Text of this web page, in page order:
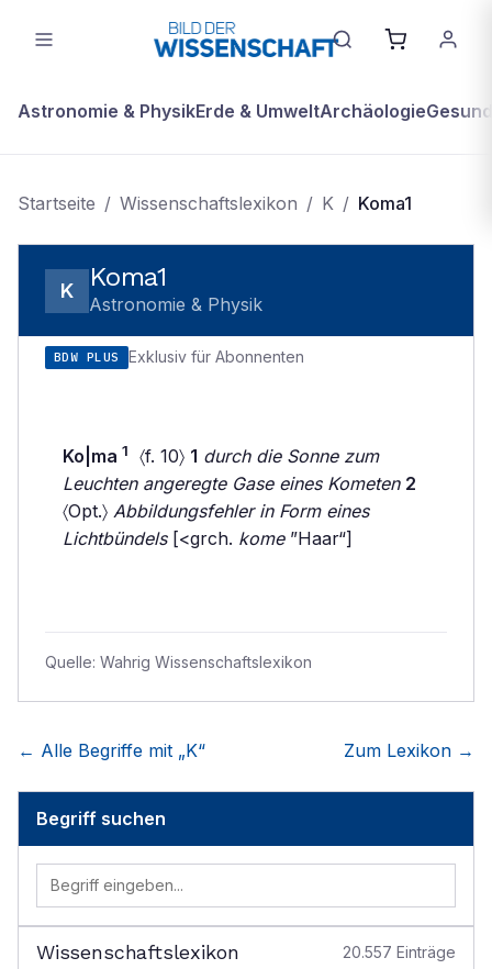
Astronomie & PhysikErde & UmweltArchäologie
Startseite / Wissenschaftslexikon / K / Koma1
K Koma1
Astronomie & Physik
BDW PLUS Exklusiv für Abonnenten
Ko|ma 1 〈f. 10〉 1 durch die Sonne zum
Leuchten angeregte Gase eines Kometen 2
〈Opt.〉 Abbildungsfehler in Form eines
Lichtbündels[<grch. kome”Haar“]
Quelle: Wahrig Wissenschaftslexikon
← Alle Begriffe mit „K“ Zum Lexikon →
Begriff suchen
Wissenschaftslexikon 20.557 Einträge